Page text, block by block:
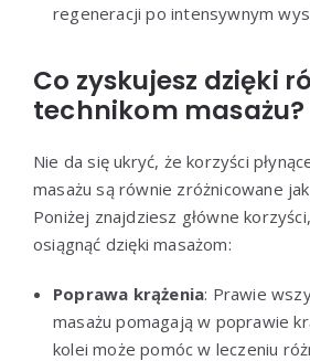
regeneracji po intensywnym
Co zyskujesz dzięki
technikom masażu?
Nie da się ukryć, że korzyści
masażu są równie zróżnicowane
Poniżej znajdziesz główne
osiągnąć dzięki masażom:
Poprawa krążenia: Prawie
masażu pomagają w poprawie
kolei może pomóc w leczeniu